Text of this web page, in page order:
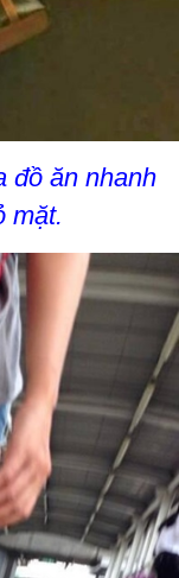
đồ ăn nhanh
mặt.